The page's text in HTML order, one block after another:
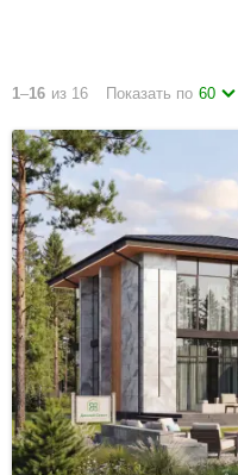
1–16 из 16 Показать по 60